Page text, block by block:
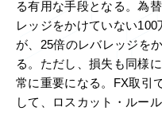
る有用な手段となる。為
レッジをかけていない
が、25倍のレバレッジを
る。ただし、損失も同様
常に重要になる。FX取引
して、ロスカット・ルー